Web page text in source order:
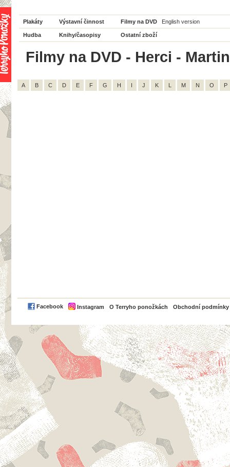
Plakáty Výstavní činnost Filmy na DVD English version
Hudba Knihy/časopisy Ostatní zboží
Filmy na DVD - Herci -
A B C D E F G H I J K L M N O P
Facebook Instagram O Terryho ponožkách Obchodní podmínky
PayPal